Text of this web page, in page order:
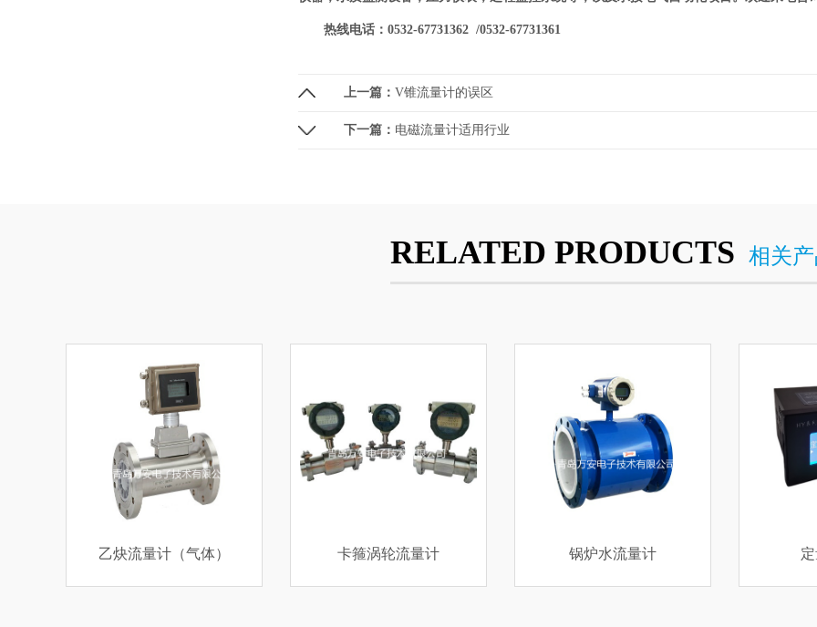
热线电话：0532-67731362 /0532-67731361
上一篇： V锥流量计的误区
下一篇： 电磁流量计适用行业
RELATED PRODUCTS 相关
卡箍涡轮流量计 锅炉水流量计 定量控制仪